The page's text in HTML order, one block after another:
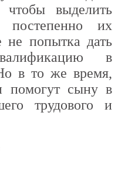
выделить
их
не попытка дать
в
в то же время,
помогут сыну в
трудового и